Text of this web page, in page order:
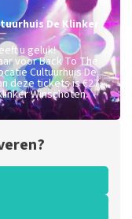
De Klinker
u geluk!
voor Back To The
Cultuurhuis De
deze tickets is€27,-.
Winschoten.